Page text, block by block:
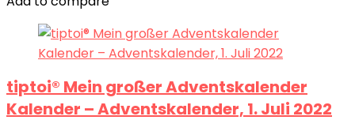
tiptoi® Mein großer Adventskalender
Kalender – Adventskalender, 1. Juli 2022